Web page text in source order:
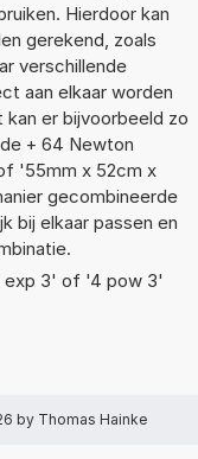
Hierdoor kan
gerekend, zoals
verschillende
aan elkaar worden
er bijvoorbeeld zo
+ 64 Newton
'55mm x 52cm x
gecombineerde
bij elkaar passen en
exp 3' of '4 pow 3'
by Thomas Hainke